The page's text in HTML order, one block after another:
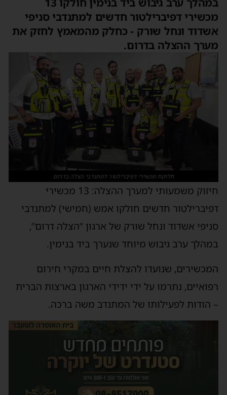
מכשירי דפיברילטור חדשים למתנדבי סניפי
אשדוד ונחל שורק - כחלק מהמאמץ לחזק את
מערך ההצלה בדרום.
חלוקת מכשירי דפיברילטור למתנדבי הצלה בדרום
חיזוק משמעותי למערך ההצלה: 13 מכשירי
דפיברילטור חדשים חולקו אמש (חמישי) למתנדבי
סניפי אשדוד ונחל שורק של ארגון “הצלה דרום”,
במהלך ערב גיבוש מיוחד שנערך ביד בנימין.
המכשירים, שנועדו להצלת חיים במקרי חירום
רפואיים, נתרמו על ידי ידידי הארגון בארצות הברית
– הודות לפעילותו של המתנדב משה ברכה.